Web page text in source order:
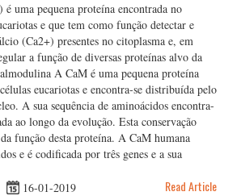
uma pequena proteína encontrada no
e que tem como função detectar e
(Ca2+) presentes no citoplasma e, em
a função de diversas proteínas alvo da
A CaM é uma pequena proteína
eucariotas e encontra-se distribuída pelo
A sua sequência de aminoácidos encontra-
ao longo da evolução. Esta conservação
função desta proteína. A CaM humana
e é codificada por três genes e a sua
16-01-2019 Read Article